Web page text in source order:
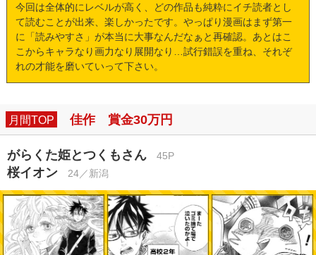
今回は全体的にレベルが高く、どの作品も純粋にイチ読者とし
て読むことが出来、楽しかったです。やっぱり漫画はまず第一
に「読みやすさ」が本当に大事なんだなぁと再確認。あとはこ
こからキャラなり画力なり展開なり…試行錯誤を重ね、それぞ
れの才能を磨いていって下さい。
月間TOP 佳作 賞金30万円
がらくた姫とつくもさん 45P
桜イオン 24／新潟